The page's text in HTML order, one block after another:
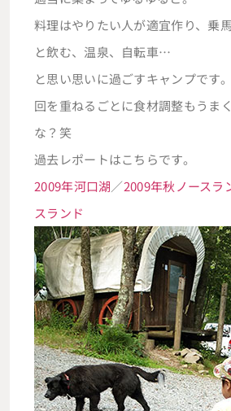
料理はやりたい人が適宜作り、乗
と飲む、温泉、自転車…
と思い思いに過ごすキャンプです。
回を重ねるごとに食材調整もうま
な？笑
過去レポートはこちらです。
2009年河口湖／2009年秋ノースラ
スランド